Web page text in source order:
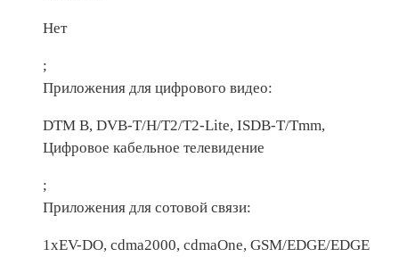
Нет
;
Приложения для цифрового видео:
DTM B, DVB-T/H/T2/T2-Lite, ISDB-T/Tmm,
Цифровое кабельное телевидение
;
Приложения для сотовой связи:
1xEV-DO, cdma2000, cdmaOne, GSM/EDGE/EDGE